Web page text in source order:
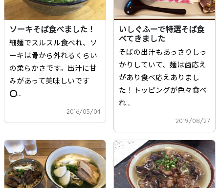
ソーキそば食べました！
細麺でスルスル食べれ、ソ
ーキは骨から外れるくらい
の柔らかさです。出汁に甘
みがあって美味しいです
⭕️...
2016/05/04
いしぐふーで特選そば食
べてきました
そばの出汁もあっさりしっ
かりしていて、麺は歯応え
があり食べ応えありまし
た！トッピングが色々食べ
れ...
2019/08/27